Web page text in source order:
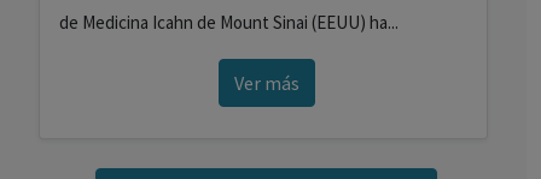
de Medicina Icahn de Mount Sinai (EEUU) ha...
Ver más